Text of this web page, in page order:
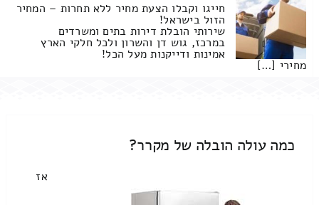
חייגו וקבלו הצעת מחיר ללא תחרות – המחיר
הזול בישראל!
שירותי הובלת דירות בתים ומשרדים
במרכז, גוש דן והשרון ולכל חלקי הארץ
אמינות ודייקנות מעל הכל!
מחירי […]
כמה עולה הובלה של מקרר?
אז